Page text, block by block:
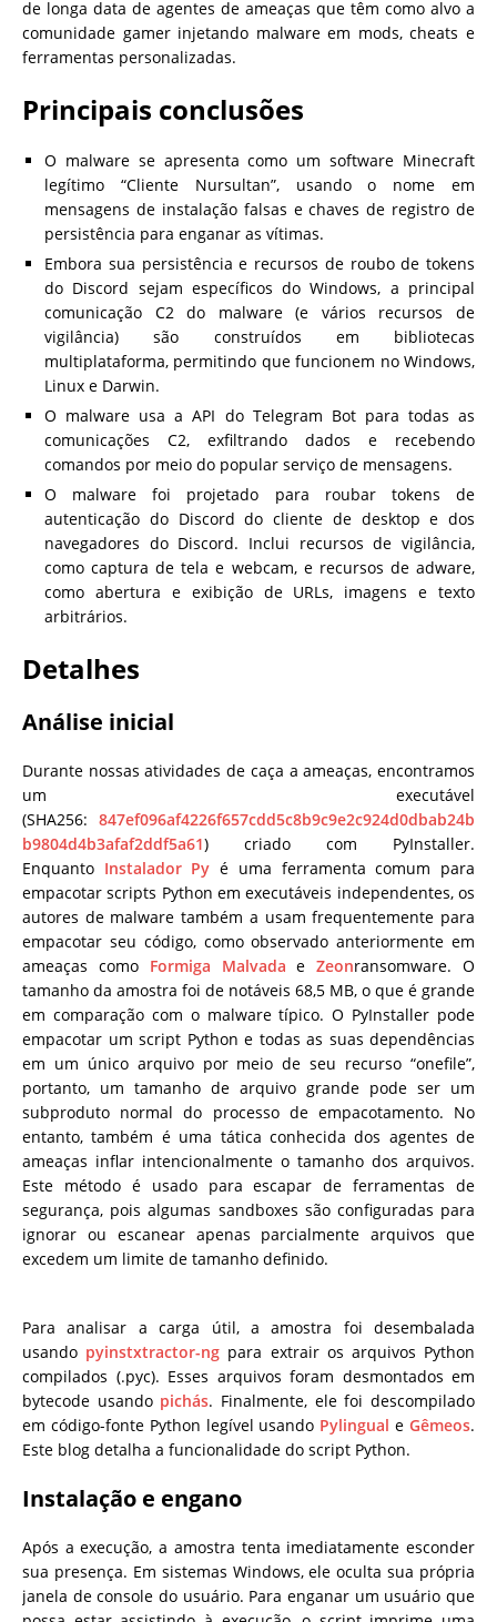
de longa data de agentes de ameaças que têm como alvo a
comunidade gamer injetando malware em mods, cheats e
ferramentas personalizadas.
Principais conclusões
O malware se apresenta como um software Minecraft
legítimo “Cliente Nursultan”, usando o nome em
mensagens de instalação falsas e chaves de registro de
persistência para enganar as vítimas.
Embora sua persistência e recursos de roubo de tokens
do Discord sejam específicos do Windows, a principal
comunicação C2 do malware (e vários recursos de
vigilância) são construídos em bibliotecas
multiplataforma, permitindo que funcionem no Windows,
Linux e Darwin.
O malware usa a API do Telegram Bot para todas as
comunicações C2, exfiltrando dados e recebendo
comandos por meio do popular serviço de mensagens.
O malware foi projetado para roubar tokens de
autenticação do Discord do cliente de desktop e dos
navegadores do Discord. Inclui recursos de vigilância,
como captura de tela e webcam, e recursos de adware,
como abertura e exibição de URLs, imagens e texto
arbitrários.
Detalhes
Análise inicial
Durante nossas atividades de caça a ameaças, encontramos
um executável
(SHA256: 847ef096af4226f657cdd5c8b9c9e2c924d0dbab24b
b9804d4b3afaf2ddf5a61) criado com PyInstaller.
Enquanto Instalador Py é uma ferramenta comum para
empacotar scripts Python em executáveis independentes, os
autores de malware também a usam frequentemente para
empacotar seu código, como observado anteriormente em
ameaças como Formiga Malvada eZeonransomware. O
tamanho da amostra foi de notáveis 68,5 MB, o que é grande
em comparação com o malware típico. O PyInstaller pode
empacotar um script Python e todas as suas dependências
em um único arquivo por meio de seu recurso “onefile”,
portanto, um tamanho de arquivo grande pode ser um
subproduto normal do processo de empacotamento. No
entanto, também é uma tática conhecida dos agentes de
ameaças inflar intencionalmente o tamanho dos arquivos.
Este método é usado para escapar de ferramentas de
segurança, pois algumas sandboxes são configuradas para
ignorar ou escanear apenas parcialmente arquivos que
excedem um limite de tamanho definido.
Para analisar a carga útil, a amostra foi desembalada
usando pyinstxtractor-ng para extrair os arquivos Python
compilados (.pyc). Esses arquivos foram desmontados em
bytecode usando pichás. Finalmente, ele foi descompilado
em código-fonte Python legível usando Pylingual eGêmeos.
Este blog detalha a funcionalidade do script Python.
Instalação e engano
Após a execução, a amostra tenta imediatamente esconder
sua presença. Em sistemas Windows, ele oculta sua própria
janela de console do usuário. Para enganar um usuário que